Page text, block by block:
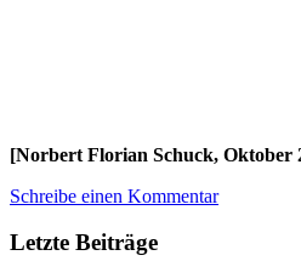
[Norbert Florian Schuck, Oktober
Schreibe einen Kommentar
Letzte Beiträge